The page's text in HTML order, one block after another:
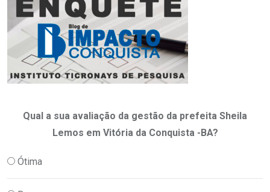
Qual a sua avaliação da gestão da prefeita Sheila
Lemos em Vitória da Conquista -BA?
Ótima